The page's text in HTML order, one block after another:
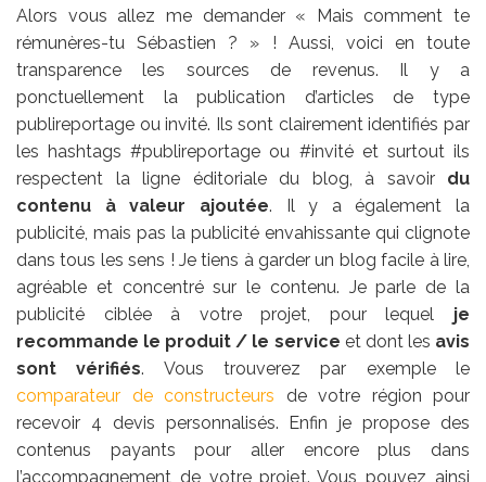
Alors vous allez me demander « Mais comment te
rémunères-tu Sébastien ? » ! Aussi, voici en toute
transparence les sources de revenus. Il y a
ponctuellement la publication d’articles de type
publireportage ou invité. Ils sont clairement identifiés par
les hashtags #publireportage ou #invité et surtout ils
respectent la ligne éditoriale du blog, à savoir du
contenu à valeur ajoutée. Il y a également la
publicité, mais pas la publicité envahissante qui clignote
dans tous les sens ! Je tiens à garder un blog facile à lire,
agréable et concentré sur le contenu. Je parle de la
publicité ciblée à votre projet, pour lequel je
recommande le produit / le service et dont les avis
sont vérifiés. Vous trouverez par exemple le
comparateur de constructeurs de votre région pour
recevoir 4 devis personnalisés. Enfin je propose des
contenus payants pour aller encore plus dans
l’accompagnement de votre projet. Vous pouvez ainsi